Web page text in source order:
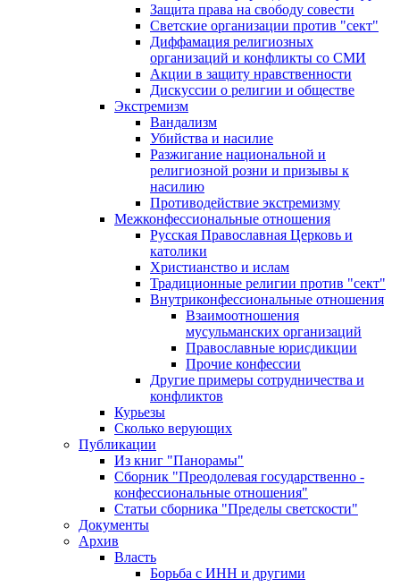
Защита права на свободу совести
Светские организации против "сект"
Диффамация религиозных
организаций и конфликты со СМИ
Акции в защиту нравственности
Дискуссии о религии и обществе
Экстремизм
Вандализм
Убийства и насилие
Разжигание национальной и
религиозной розни и призывы к
насилию
Противодействие экстремизму
Межконфессиональные отношения
Русская Православная Церковь и
католики
Христианство и ислам
Традиционные религии против "сект"
Внутриконфессиональные отношения
Взаимоотношения
мусульманских организаций
Православные юрисдикции
Прочие конфессии
Другие примеры сотрудничества и
конфликтов
Курьезы
Сколько верующих
Публикации
Из книг "Панорамы"
Сборник "Преодолевая государственно -
конфессиональные отношения"
Статьи сборника "Пределы светскости"
Документы
Архив
Власть
Борьба с ИНН и другими